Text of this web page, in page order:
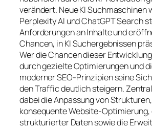
verändert. Neue KI Suchmaschinen
Perplexity AI und ChatGPT Search
Anforderungen an Inhalte und
Chancen, in KI Suchergebnissen
Wer die Chancen dieser
durch gezielte Optimierungen und
moderner SEO-Prinzipien seine
den Traffic deutlich steigern.
dabei die Anpassung von
konsequente Website-
strukturierter Daten sowie die